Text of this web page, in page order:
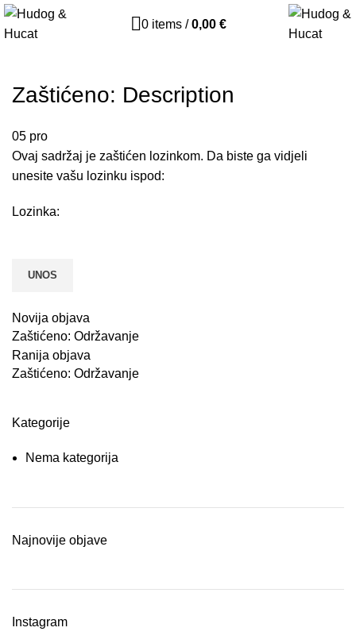
0 items / 0,00 €
Zaštićeno: Description
05 pro
Ovaj sadržaj je zaštićen lozinkom. Da biste ga vidjeli
unesite vašu lozinku ispod:
Lozinka:
Novija objava
Zaštićeno: Održavanje
Ranija objava
Zaštićeno: Održavanje
Kategorije
Nema kategorija
Najnovije objave
Instagram